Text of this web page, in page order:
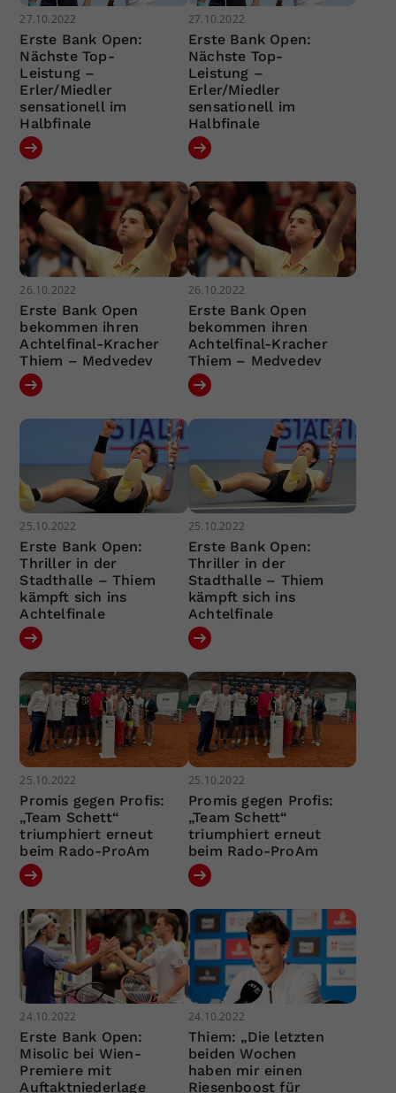
27.10.2022
Erste Bank Open:
Nächste Top-
Leistung –
Erler/Miedler
sensationell im
Halbfinale
27.10.2022
Erste Bank Open:
Nächste Top-
Leistung –
Erler/Miedler
sensationell im
Halbfinale
26.10.2022
Erste Bank Open
bekommen ihren
Achtelfinal-Kracher
Thiem – Medvedev
26.10.2022
Erste Bank Open
bekommen ihren
Achtelfinal-Kracher
Thiem – Medvedev
25.10.2022
Erste Bank Open:
Thriller in der
Stadthalle – Thiem
kämpft sich ins
Achtelfinale
25.10.2022
Erste Bank Open:
Thriller in der
Stadthalle – Thiem
kämpft sich ins
Achtelfinale
25.10.2022
Promis gegen Profis:
„Team Schett“
triumphiert erneut
beim Rado-ProAm
25.10.2022
Promis gegen Profis:
„Team Schett“
triumphiert erneut
beim Rado-ProAm
24.10.2022
Erste Bank Open:
Misolic bei Wien-
Premiere mit
Auftaktniederlage
24.10.2022
Thiem: „Die letzten
beiden Wochen
haben mir einen
Riesenboost für